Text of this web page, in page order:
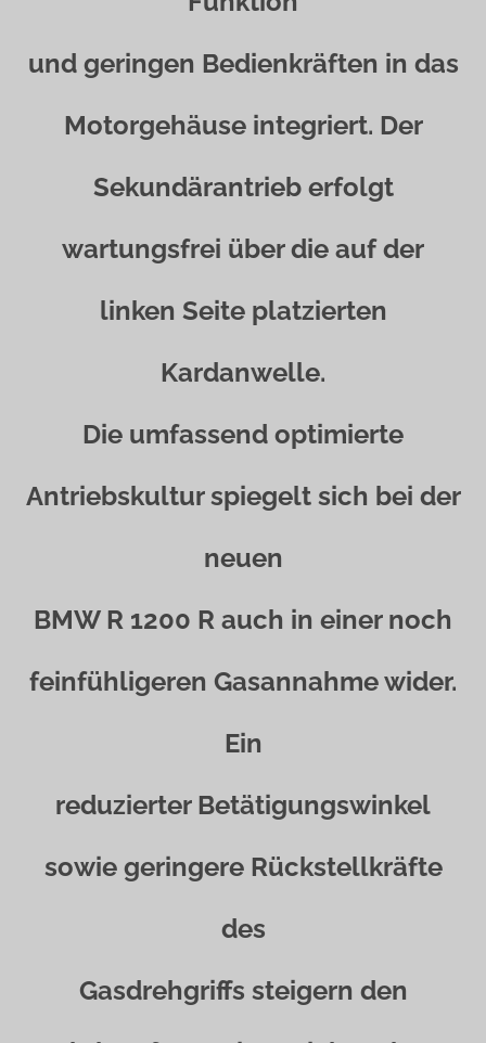
und geringen Bedienkräften in das
Motorgehäuse integriert. Der
Sekundärantrieb erfolgt
wartungsfrei über die auf der
linken Seite platzierten
Kardanwelle.
Die umfassend optimierte
Antriebskultur spiegelt sich bei der
neuen
BMW R 1200 R auch in einer noch
feinfühligeren Gasannahme wider.
Ein
reduzierter Betätigungswinkel
sowie geringere Rückstellkräfte
des
Gasdrehgriffs steigern den